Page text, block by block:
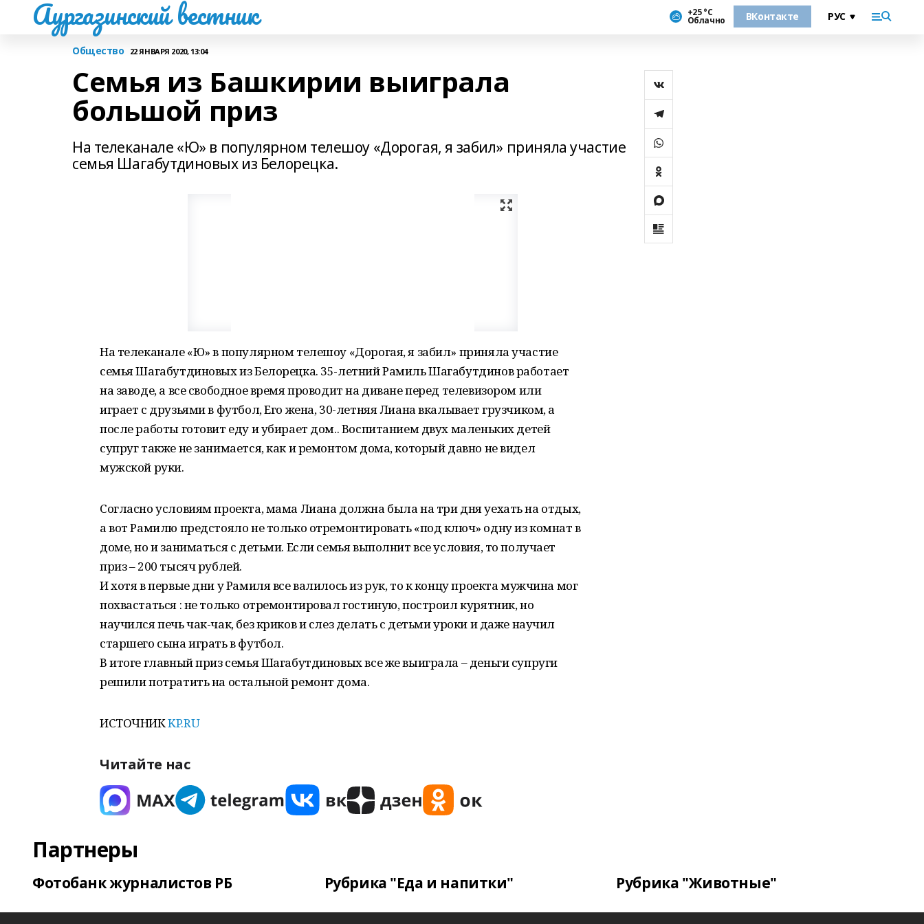
Аургазинский вестник +25 °С
Облачно ВКонтакте
Общество 22 ЯНВАРЯ 2020, 13:04
Семья из Башкирии выиграла
большой приз
На телеканале «Ю» в популярном телешоу «Дорогая, я забил» приняла участие
семья Шагабутдиновых из Белорецка.
На телеканале «Ю» в популярном телешоу «Дорогая, я забил» приняла участие
семья Шагабутдиновых из Белорецка. 35-летний Рамиль Шагабутдинов работает
на заводе, а все свободное время проводит на диване перед телевизором или
играет с друзьями в футбол, Его жена, 30-летняя Лиана вкалывает грузчиком, а
после работы готовит еду и убирает дом.. Воспитанием двух маленьких детей
супруг также не занимается, как и ремонтом дома, который давно не видел
мужской руки.
Согласно условиям проекта, мама Лиана должна была на три дня уехать на отдых,
а вот Рамилю предстояло не только отремонтировать «под ключ» одну из комнат в
доме, но и заниматься с детьми. Если семья выполнит все условия, то получает
приз – 200 тысяч рублей.
И хотя в первые дни у Рамиля все валилось из рук, то к концу проекта мужчина мог
похвастаться : не только отремонтировал гостиную, построил курятник, но
научился печь чак-чак, без криков и слез делать с детьми уроки и даже научил
старшего сына играть в футбол.
В итоге главный приз семья Шагабутдиновых все же выиграла – деньги супруги
решили потратить на остальной ремонт дома.
ИСТОЧНИКKP.RU
Читайте нас
Партнеры
Фотобанк журналистов РБ Рубрика "Еда и напитки" Рубрика "Животные"